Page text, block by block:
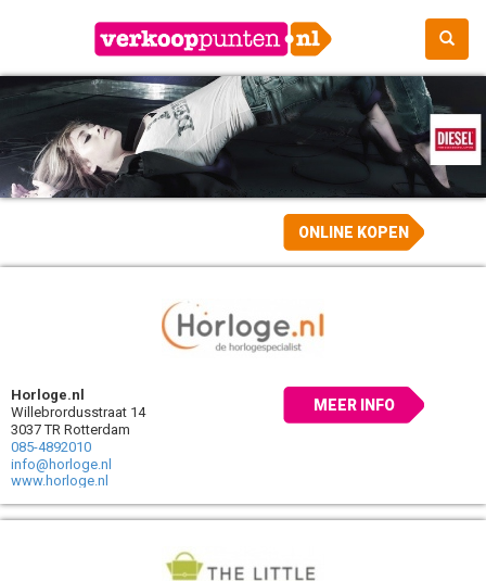
ONLINE KOPEN
Horloge.nl
Willebrordusstraat 14
3037 TR Rotterdam
085-4892010
info@horloge.nl
www.horloge.nl
MEER INFO